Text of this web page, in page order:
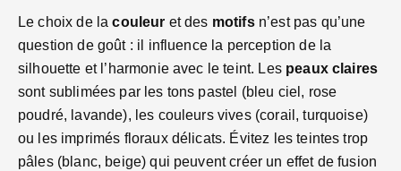
Le choix de lacouleur et des motifsn’est pas qu’une
question de goût : il influence la perception de la
silhouette et l’harmonie avec le teint. Les peaux claires
sont sublimées par les tons pastel (bleu ciel, rose
poudré, lavande), les couleurs vives (corail, turquoise)
ou les imprimés floraux délicats. Évitez les teintes trop
pâles (blanc, beige) qui peuvent créer un effet de fusion